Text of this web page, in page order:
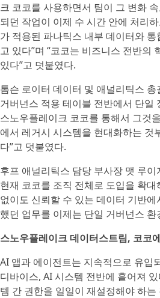
크 코코를 사용하면서 팀이 그 변화
되던 작업이 이제 수 시간 안에 처리
가 적용된 파나틱스 내부 데이터와
고 있다”며 “코코는 비즈니스 전반
있다”고 덧붙였다.
톰슨 로이터 데이터 및 애널리틱스
거버넌스 적용 테이블 전반에서 단일
스노우플레이크 코코를 통해서 그것
에서 레거시 시스템을 현대화하는
다”고 덧붙였다.
후프 애널리틱스 담당 부사장 맷 루
현재 코코를 조직 전체로 도입을 확
없이도 신뢰할 수 있는 데이터 기반
했던 업무를 이제는 단일 거버넌스
스노우플레이크 데이터스트림, 코코
AI 앱과 에이전트는 지속적으로 유입
디바이스, AI 시스템 전반에 흩어져
템 간 권한을 일일이 재설정해야 하